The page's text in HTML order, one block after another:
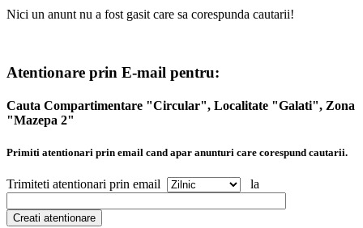
Nici un anunt nu a fost gasit care sa corespunda cautarii!
Atentionare prin E-mail pentru:
Cauta Compartimentare "Circular", Localitate "Galati", Zona
"Mazepa 2"
Primiti atentionari prin email cand apar anunturi care corespund cautarii.
Trimiteti atentionari prin email la